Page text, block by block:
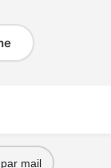
mail